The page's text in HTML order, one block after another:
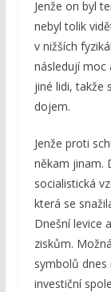
Jenže on byl
nebyl tolik
v nižších
následují moc
jiné lidi, takže
dojem.
Jenže proti
někam jinam.
socialistická
která se
Dnešní levice
ziskům.
symbolů dnes
investiční